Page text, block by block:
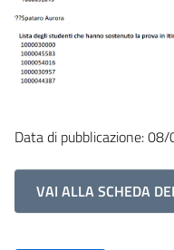
Data di pubblicazione:
VAI ALLA SCHEDA